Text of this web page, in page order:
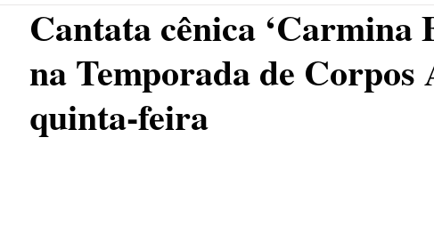
Cantata cênica ‘Carmina
na Temporada de
quinta-feira